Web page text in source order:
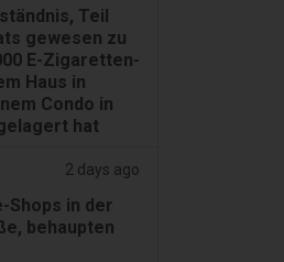
Teil
gewesen zu
E-Zigaretten-
Haus in
Condo in
hat
2 days ago
Shops in der
behaupten